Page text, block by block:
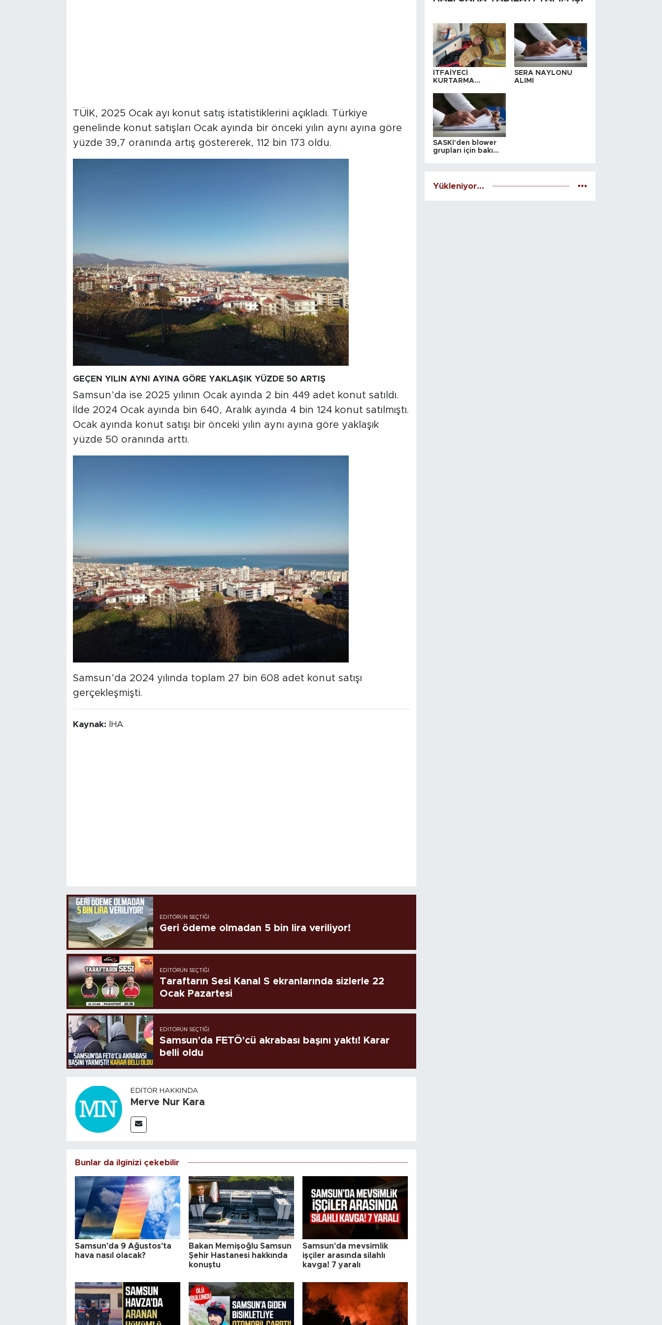
TÜİK, 2025 Ocak ayı konut satış istatistiklerini açıkladı. Türkiye
genelinde konut satışları Ocak ayında bir önceki yılın aynı ayına göre
yüzde 39,7 oranında artış göstererek, 112 bin 173 oldu.
GEÇEN YILIN AYNI AYINA GÖRE YAKLAŞIK YÜZDE 50 ARTIŞ
Samsun’da ise 2025 yılının Ocak ayında 2 bin 449 adet konut satıldı.
İlde 2024 Ocak ayında bin 640, Aralık ayında 4 bin 124 konut satılmıştı.
Ocak ayında konut satışı bir önceki yılın aynı ayına göre yaklaşık
yüzde 50 oranında arttı.
Samsun’da 2024 yılında toplam 27 bin 608 adet konut satışı
gerçekleşmişti.
Kaynak: İHA
EDITÖRÜN SEÇTIĞI
Geri ödeme olmadan 5 bin lira veriliyor!
EDITÖRÜN SEÇTIĞI
Taraftarın Sesi Kanal S ekranlarında sizlerle 22
Ocak Pazartesi
EDITÖRÜN SEÇTIĞI
Samsun'da FETÖ'cü akrabası başını yaktı! Karar
belli oldu
EDITÖR HAKKINDA
Merve Nur Kara
Bunlar da ilginizi çekebilir
Samsun'da 9 Ağustos'ta
hava nasıl olacak?
Bakan Memişoğlu Samsun
Şehir Hastanesi hakkında
konuştu
Samsun'da mevsimlik
işçiler arasında silahlı
kavga! 7 yaralı
İTFAİYECİ
KURTARMA
ALINACAKTIR
SERA NAYLONU
ALIMI
SASKİ'den blower
grupları için bakım
Yükleniyor...